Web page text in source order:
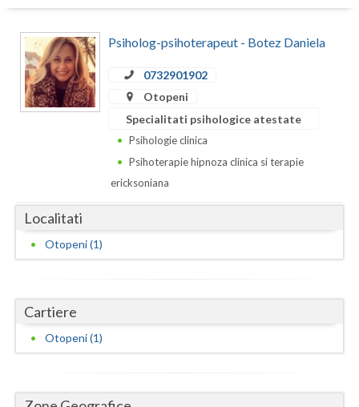
Bucuresti
Buzau
Calarasi
Caras-Severin
Covasna
Dambovita
Galati
Giurgiu
Harghita
Psiholog-psihoterapeut - Botez Daniela
0732901902
Otopeni
Specialitati psihologice atestate
Psihologie clinica
Psihoterapie hipnoza clinica si terapie
ericksoniana
Localitati
Otopeni (1)
Cartiere
Otopeni (1)